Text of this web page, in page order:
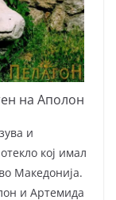
на Аполон
и
кој имал
Ма­кедонија.
и Артемида